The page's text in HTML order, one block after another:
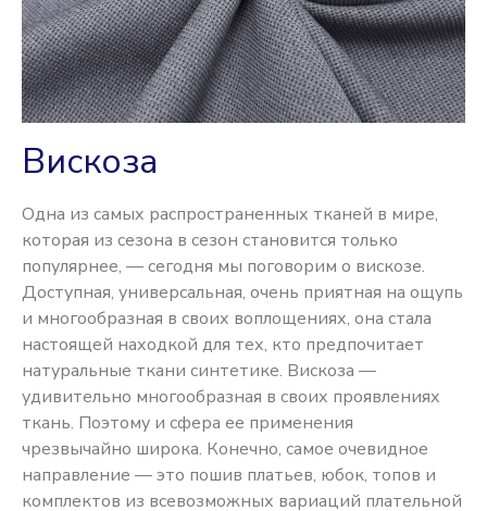
Вискоза
Одна из самых распространенных тканей в мире,
которая из сезона в сезон становится только
популярнее, — сегодня мы поговорим о вискозе.
Доступная, универсальная, очень приятная на ощупь
и многообразная в своих воплощениях, она стала
настоящей находкой для тех, кто предпочитает
натуральные ткани синтетике. Вискоза —
удивительно многообразная в своих проявлениях
ткань. Поэтому и сфера ее применения
чрезвычайно широка. Конечно, самое очевидное
направление — это пошив платьев, юбок, топов и
комплектов из всевозможных вариаций плательной